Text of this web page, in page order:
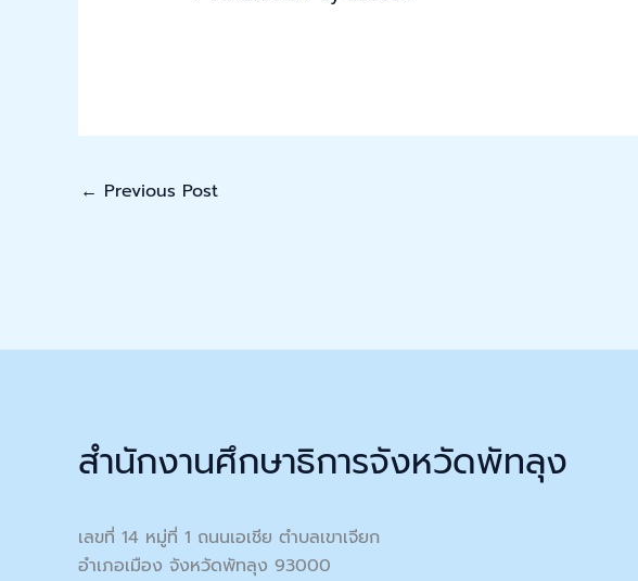
← Previous Post
สำนักงานศึกษาธิการจังหวัดพัทลุง
เลขที่ 14 หมู่ที่ 1 ถนนเอเชีย ตำบลเขาเจียก
อำเภอเมือง จังหวัดพัทลุง 93000